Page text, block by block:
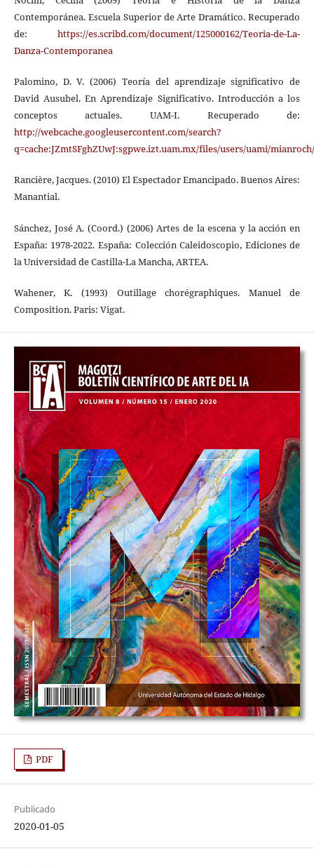
Contemporánea. Escuela Superior de Arte Dramático. Recuperado
de:https://es.scribd.com/document/125000162/Teoria-de-La-
Danza-Contemporanea
Palomino, D. V. (2006) Teoría del aprendizaje significativo de
David Ausubel. En Aprendizaje Significativo. Introducción a los
conceptos actuales. UAM-I. Recuperado de:
http://webcache.googleusercontent.com/search?
q=cache:JZmtSFghZUwJ:sgpwe.izt.uam.mx/files/users/uami/
Rancière, Jacques. (2010) El Espectador Emancipado. Buenos Aires:
Manantial.
Sánchez, José A. (Coord.) (2006) Artes de la escena y la acción en
España: 1978-2022. España: Colección Caleidoscopio, Ediciones de
la Universidad de Castilla-La Mancha, ARTEA.
Wahener, K. (1993) Outillage chorégraphiques. Manuel de
Composition. Paris: Vigat.
PDF
Publicado
2020-01-05